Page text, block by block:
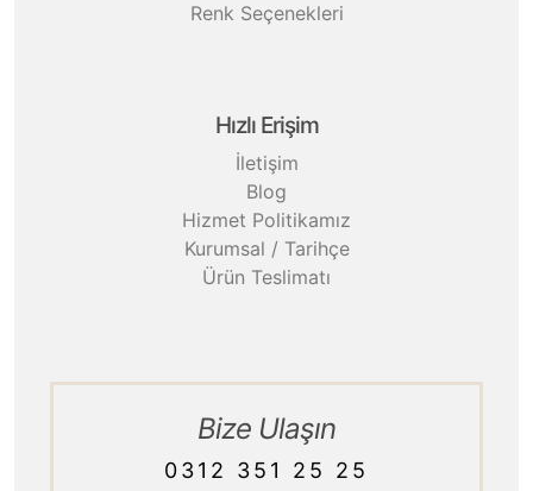
Renk Seçenekleri
Hızlı Erişim
İletişim
Blog
Hizmet Politikamız
Kurumsal / Tarihçe
Ürün Teslimatı
Bize Ulaşın
0312 351 25 25